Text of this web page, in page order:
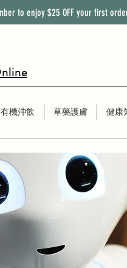
to enjoy $25 OFF your first
有機沖飲 草藥護膚 健康